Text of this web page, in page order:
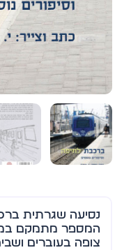
נסיעה שגרתית ברכבת
המספר מתמקם במושב
צופה בעוברים ושבים